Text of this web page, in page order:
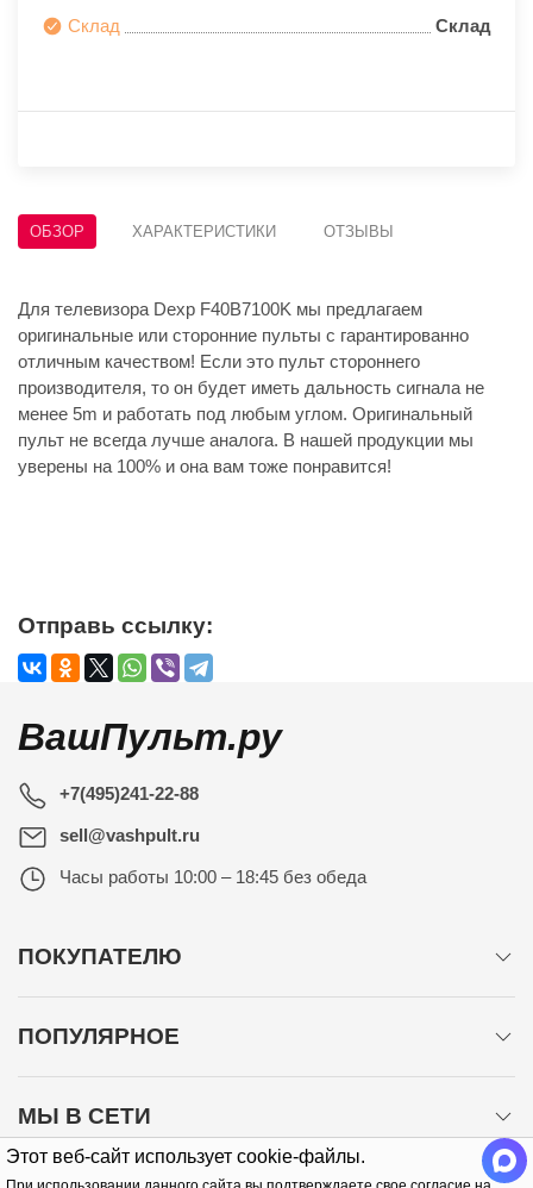
Этот веб-сайт использует cookie-файлы.
Склад Склад
ОБЗОР ХАРАКТЕРИСТИКИ ОТЗЫВЫ
Для телевизора Dexp F40B7100K мы предлагаем
оригинальные или сторонние пульты с гарантированно
отличным качеством! Если это пульт стороннего
производителя, то он будет иметь дальность сигнала не
менее 5m и работать под любым углом. Оригинальный
пульт не всегда лучше аналога. В нашей продукции мы
уверены на 100% и она вам тоже понравится!
Отправь ссылку:
ВашПульт.ру
+7(495)241-22-88
sell@vashpult.ru
Часы работы 10:00 – 18:45 без обеда
ПОКУПАТЕЛЮ
ПОПУЛЯРНОЕ
МЫ В СЕТИ